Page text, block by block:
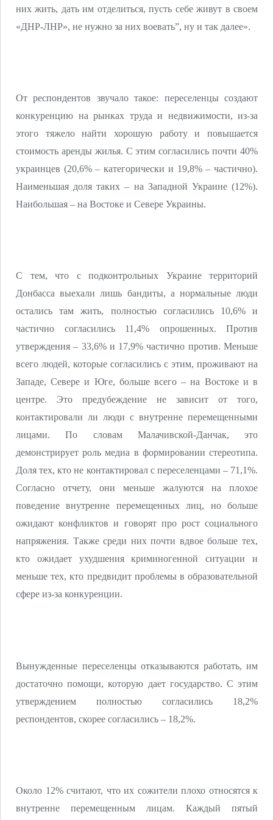
них жить, дать им отделиться, пусть себе живут в своем
«ДНР-ЛНР», не нужно за них воевать”, ну и так далее».
От респондентов звучало такое: переселенцы создают
конкуренцию на рынках труда и недвижимости, из-за
этого тяжело найти хорошую работу и повышается
стоимость аренды жилья. С этим согласились почти 40%
украинцев (20,6% – категорически и 19,8% – частично).
Наименьшая доля таких – на Западной Украине (12%).
Наибольшая – на Востоке и Севере Украины.
С тем, что с подконтрольных Украине территорий
Донбасса выехали лишь бандиты, а нормальные люди
остались там жить, полностью согласились 10,6% и
частично согласились 11,4% опрошенных. Против
утверждения – 33,6% и 17,9% частично против. Меньше
всего людей, которые согласились с этим, проживают на
Западе, Севере и Юге, больше всего – на Востоке и в
центре. Это предубеждение не зависит от того,
контактировали ли люди с внутренне перемещенными
лицами. По словам Малачивской-Данчак, это
демонстрирует роль медиа в формировании стереотипа.
Доля тех, кто не контактировал с переселенцами – 71,1%.
Согласно отчету, они меньше жалуются на плохое
поведение внутренне перемещенных лиц, но больше
ожидают конфликтов и говорят про рост социального
напряжения. Также среди них почти вдвое больше тех,
кто ожидает ухудшения криминогенной ситуации и
меньше тех, кто предвидит проблемы в образовательной
сфере из-за конкуренции.
Вынужденные переселенцы отказываются работать, им
достаточно помощи, которую дает государство. С этим
утверждением полностью согласились 18,2%
респондентов, скорее согласились – 18,2%.
Около 12% считают, что их сожители плохо относятся к
внутренне перемещенным лицам. Каждый пятый